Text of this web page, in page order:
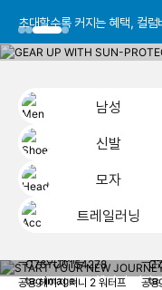
초대할수록 커지는 혜택, 컬
초대할수록 커지는 혜택, 컬
초대할수록 커지는 혜택, 컬
남성
신발
모자
트레일러닝
헤이지 져
공용 헤이지 져니 2 워터프
공